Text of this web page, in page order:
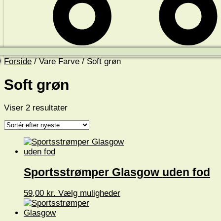
Forside/ Vare Farve / Soft grøn
Soft grøn
Viser 2 resultaterSorteret
seneste
Sportsstrømper Glasgow uden fod
59,00 kr. Vælg mulighederDette